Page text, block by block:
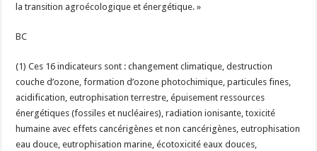
la transition agroécologique et énergétique. »
BC
(1) Ces 16 indicateurs sont : changement climatique, destruction
couche d’ozone, formation d’ozone photochimique, particules fines,
acidification, eutrophisation terrestre, épuisement ressources
énergétiques (fossiles et nucléaires), radiation ionisante, toxicité
humaine avec effets cancérigènes et non cancérigènes, eutrophisation
eau douce, eutrophisation marine, écotoxicité eaux douces,